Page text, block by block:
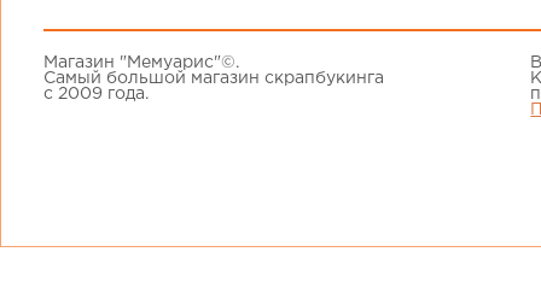
Магазин "Мемуарис"©.
Самый большой магазин скрапбукинга
с 2009 года.